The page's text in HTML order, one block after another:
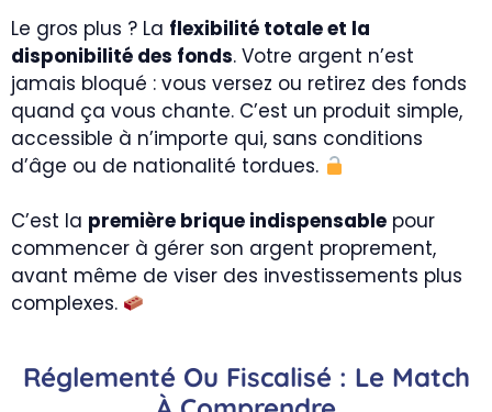
Le gros plus ? La flexibilité totale et la
disponibilité des fonds. Votre argent n’est
jamais bloqué : vous versez ou retirez des fonds
quand ça vous chante. C’est un produit simple,
accessible à n’importe qui, sans conditions
d’âge ou de nationalité tordues.
C’est la première brique indispensable pour
commencer à gérer son argent proprement,
avant même de viser des investissements plus
complexes.
Réglementé Ou Fiscalisé : Le Match